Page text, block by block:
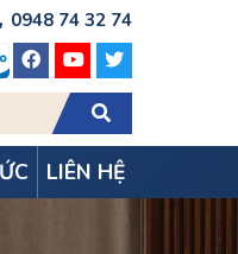
0948 74 32 74
LIÊN HỆ